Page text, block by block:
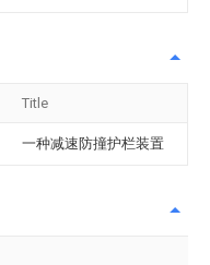
Title
一种减速防撞护栏装置